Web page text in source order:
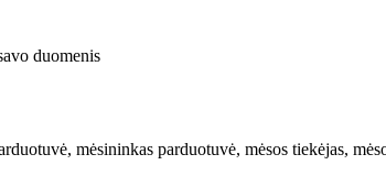
duomenis
mėsininkas parduotuvė, mėsos tiekėjas,